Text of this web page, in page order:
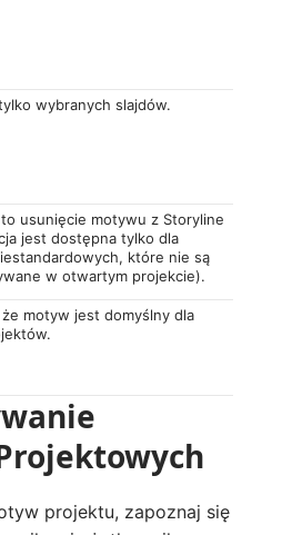
wybranych slajdów.
usunięcie motywu z Storyline
jest dostępna tylko dla
które nie są
w otwartym projekcie).
motyw jest domyślny dla
projektu, zapoznaj się